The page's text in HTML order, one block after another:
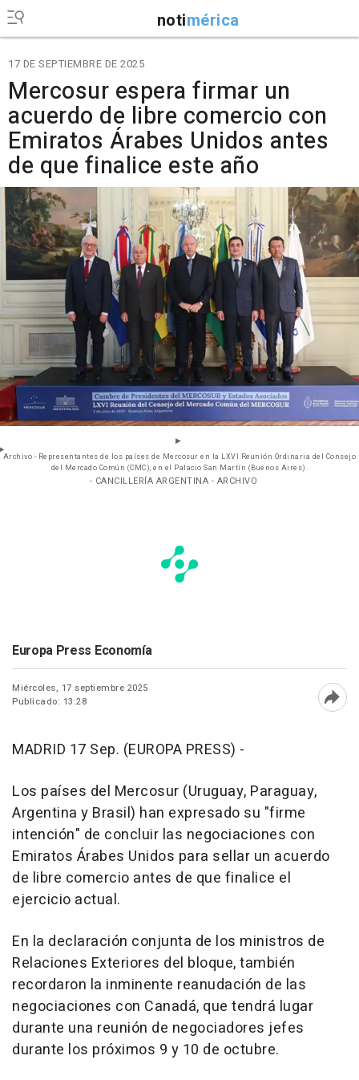
notimérica
17 DE SEPTIEMBRE DE 2025
Mercosur espera firmar un
acuerdo de libre comercio con
Emiratos Árabes Unidos antes
de que finalice este año
Archivo - Representantes de los países de Mercosur en la LXVI Reunión Ordinaria del Consejo
del Mercado Común (CMC), en el Palacio San Martín (Buenos Aires).
- CANCILLERÍA ARGENTINA - ARCHIVO
Europa Press Economía
Miércoles, 17 septiembre 2025
Publicado: 13:28
MADRID 17 Sep. (EUROPA PRESS) -
Los países del Mercosur (Uruguay, Paraguay,
Argentina y Brasil) han expresado su "firme
intención" de concluir las negociaciones con
Emiratos Árabes Unidos para sellar un acuerdo
de libre comercio antes de que finalice el
ejercicio actual.
En la declaración conjunta de los ministros de
Relaciones Exteriores del bloque, también
recordaron la inminente reanudación de las
negociaciones con Canadá, que tendrá lugar
durante una reunión de negociadores jefes
durante los próximos 9 y 10 de octubre.